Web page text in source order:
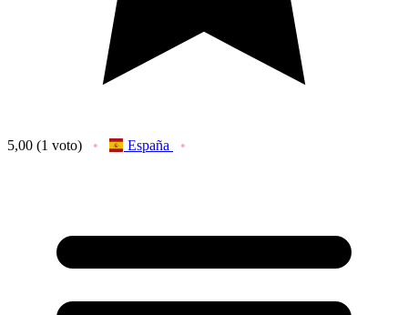
5,00 (1 voto) España